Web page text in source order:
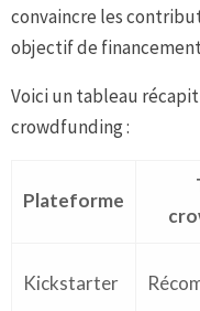
convaincre les
objectif de
Voici un tableau
crowdfunding :
Plateforme
Kickstarter